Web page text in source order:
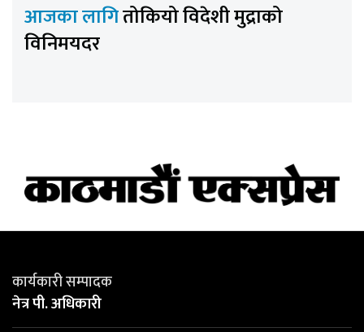
आजका लागितोकियो विदेशी मुद्राको
विनिमयदर
कार्यकारी सम्पादक
नेत्र पी. अधिकारी